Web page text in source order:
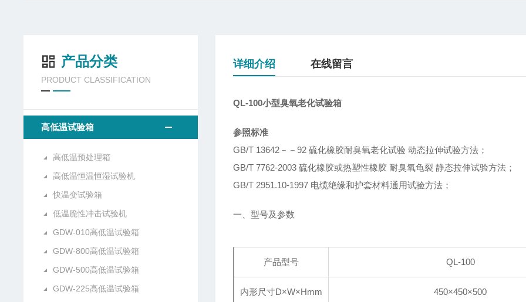
产品分类
PRODUCT CLASSIFICATION
高低温试验箱
高低温预处理箱
高低温恒温恒湿试验机
快温变试验箱
低温脆性冲击试验机
GDW-010高低温试验箱
GDW-800高低温试验箱
GDW-500高低温试验箱
GDW-225高低温试验箱
详细介绍 在线留言
QL-100小型臭氧老化试验箱
参照标准
GB/T 13642－－92 硫化橡胶耐臭氧老化试验 动态拉伸试验方法；
GB/T 7762-2003 硫化橡胶或热塑性橡胶 耐臭氧龟裂 静态拉伸试验方法；
GB/T 2951.10-1997 电缆绝缘和护套材料通用试验方法；
一、型号及参数
产品型号 QL-100
内形尺寸D×W×Hmm 450×450×500